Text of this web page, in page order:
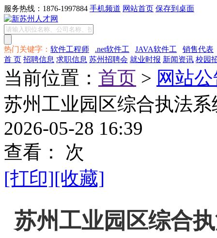
服务热线：1876-1997884 手机频道 网站首页 保存到桌面
热门关键字： 软件工程师 .net软件工 JAVA软件工
销售代表
首 页 招聘信息 求职信息 苏州招聘会 就业时报 新闻资讯 校园
当前位置： 首页 > 网站
苏州工业园区综合执法
2026-05-28 16:39
查看：
次
[打印][收藏]
苏州工业园区综合